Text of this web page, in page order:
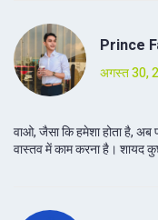
Prince
अगस्त 30,
वाओ, जैसा कि हमेशा होता है,
वास्तव में काम करना है। शायद